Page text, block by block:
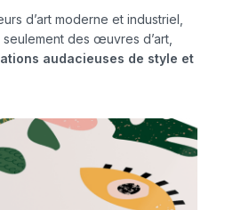
d’art moderne et industriel,
des œuvres d’art,
audacieuses de style et